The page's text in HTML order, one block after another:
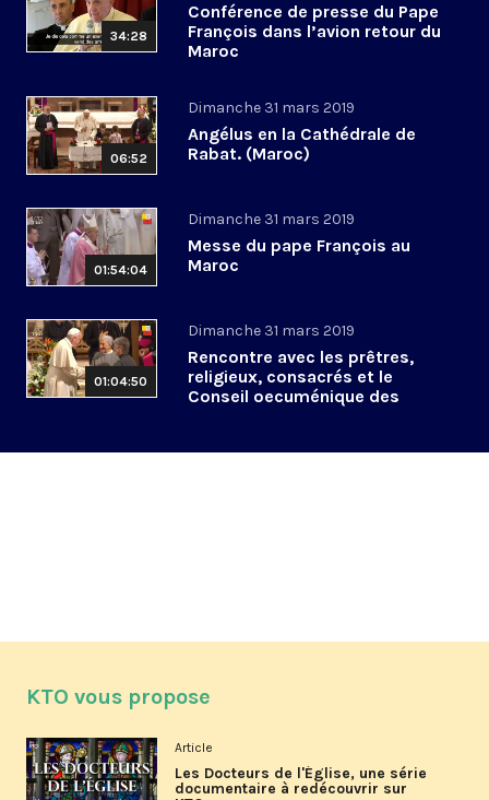
34:28
Conférence de presse du Pape
François dans l’avion retour du
Maroc
06:52
Dimanche 31 mars 2019
Angélus en la Cathédrale de
Rabat. (Maroc)
01:54:04
Dimanche 31 mars 2019
Messe du pape François au
Maroc
01:04:50
Dimanche 31 mars 2019
Rencontre avec les prêtres,
religieux, consacrés et le
Conseil oecuménique des
KTO vous propose
Article
Les Docteurs de l'Église, une série
documentaire à redécouvrir sur